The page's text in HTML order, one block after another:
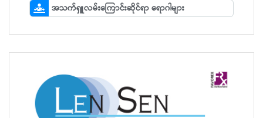
အသက်ရှူလမ်းကြောင်းဆိုင်ရာ ရောဂါများ